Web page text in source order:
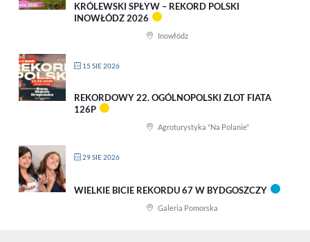
KRÓLEWSKI SPŁYW – REKORD POLSKI
INOWŁÓDZ 2026
Inowłódz
15 SIE 2026
REKORDOWY 22. OGÓLNOPOLSKI ZLOT FIATA
126P
Agroturystyka "Na Polanie"
29 SIE 2026
WIELKIE BICIE REKORDU 67 W BYDGOSZCZY
Galeria Pomorska